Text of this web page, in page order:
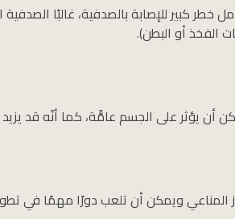
خطر كبير للإصابة بالصدفية، غالبًا
الفخذ أو البطن).
أن يؤثر على الجسم عامًّة، كما أنّه قد
المناعي ويمكن أن تلعب دورًا مهمًا في